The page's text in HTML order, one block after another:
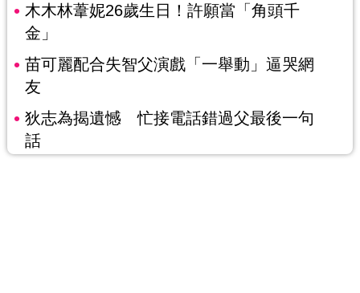
木木林葦妮26歲生日！許願當「角頭千
金」
苗可麗配合失智父演戲「一舉動」逼哭網
友
狄志為揭遺憾 忙接電話錯過父最後一句
話